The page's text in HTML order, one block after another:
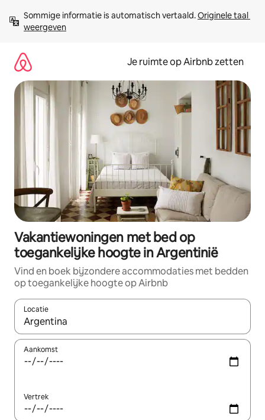
direct
naar
Sommige informatie is automatisch vertaald. Originele taal
weergeven
Je ruimte op Airbnb zetten
Vakantiewoningen met bed op
toegankelijke hoogte in Argentinië
Vind en boek bijzondere accommodaties met bedden
op toegankelijke hoogte op Airbnb
Locatie
Wanneer er suggesties beschikbaar zijn, maak je een keuze
Aankomst
Vertrek